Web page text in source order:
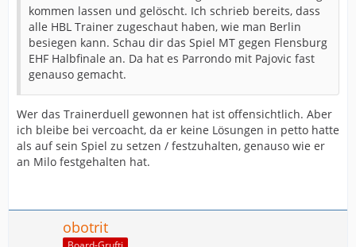
kommen lassen und gelöscht. Ich schrieb bereits, dass
alle HBL Trainer zugeschaut haben, wie man Berlin
besiegen kann. Schau dir das Spiel MT gegen Flensburg
EHF Halbfinale an. Da hat es Parrondo mit Pajovic fast
genauso gemacht.
Wer das Trainerduell gewonnen hat ist offensichtlich. Aber
ich bleibe bei vercoacht, da er keine Lösungen in petto hatte
als auf sein Spiel zu setzen / festzuhalten, genauso wie er
an Milo festgehalten hat.
obotrit